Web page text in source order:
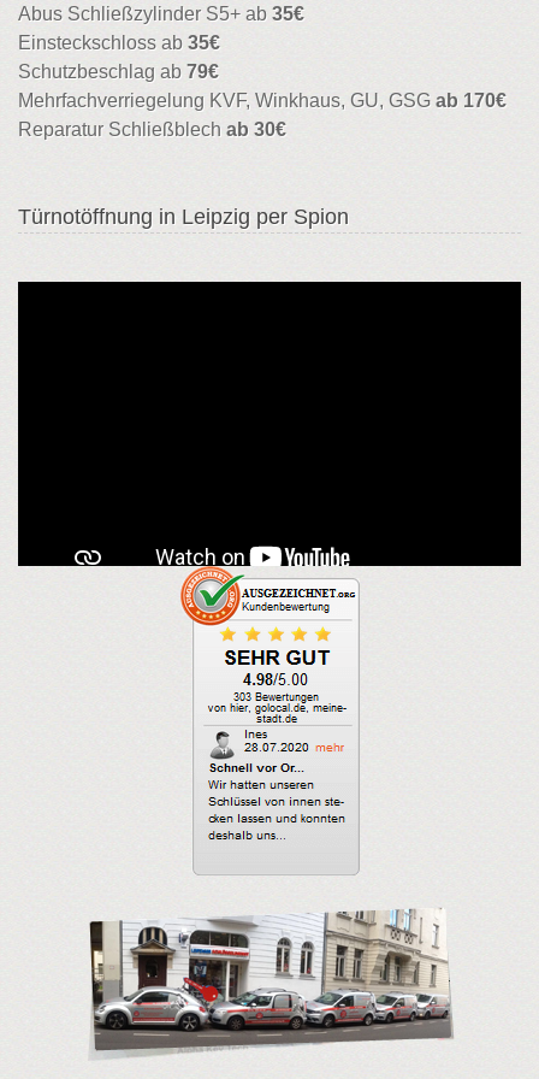
Abus Schließzylinder S5+ ab 35€
Einsteckschloss ab 35€
Schutzbeschlag ab 79€
Mehrfachverriegelung KVF, Winkhaus, GU, GSG ab 170€
Reparatur Schließblech ab 30€
Türnotöffnung in Leipzig per Spion